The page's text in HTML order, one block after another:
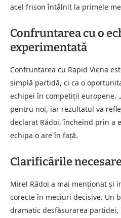
acel frison întâlnit la primele
Confruntarea cu o
experimentată
Confruntarea cu Rapid Viena
simplă partidă, ci ca o
echipei în competiții europene.
pentru noi, iar rezultatul va
declarat Rădoi, încheind prin a
echipa o are în față.
Clarificările
Mirel Rădoi a mai menționat și
corecte în meciuri decisive. Un
dramatic desfășurarea